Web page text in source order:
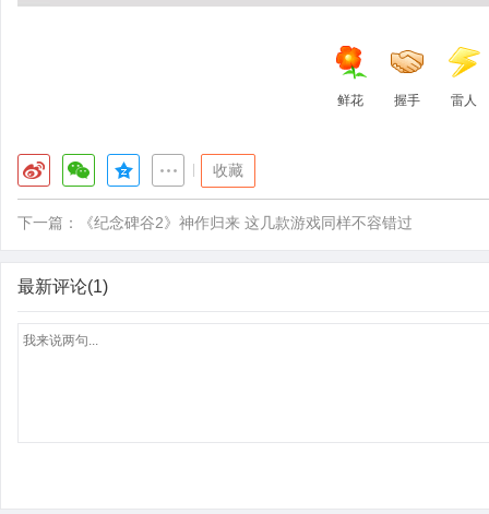
鲜花 握手 雷人
收藏
下一篇： 《纪念碑谷2》神作归来 这几款游戏同样不容错过
最新评论(1)